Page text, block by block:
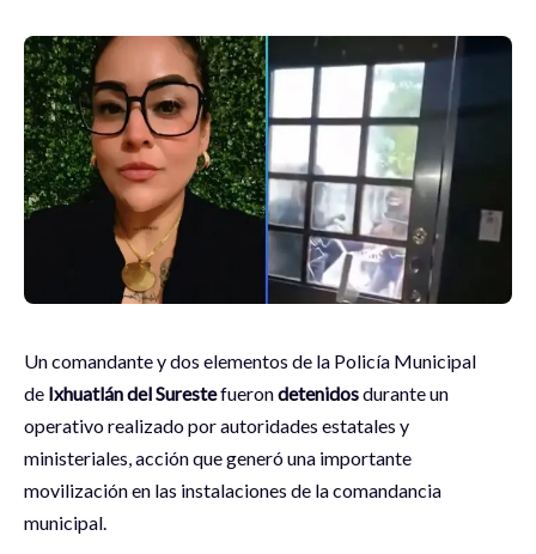
Un comandante y dos elementos de la Policía Municipal
de Ixhuatlán del Surestefuerondetenidosdurante un
operativo realizado por autoridades estatales y
ministeriales, acción que generó una importante
movilización en las instalaciones de la comandancia
municipal.